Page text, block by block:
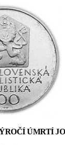
ÚMRTÍ